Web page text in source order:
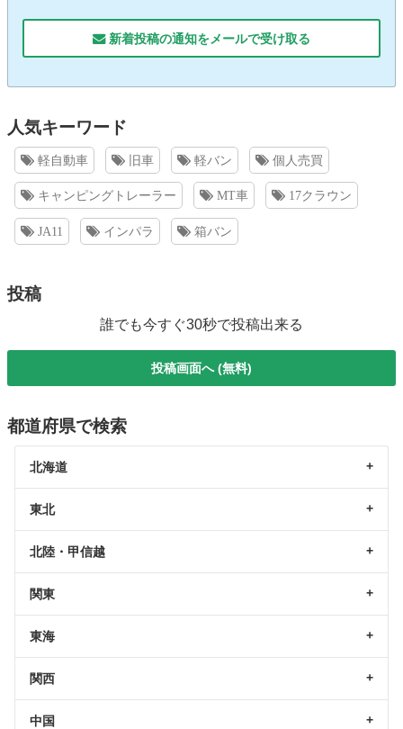
新着投稿の通知をメールで受け取る
人気キーワード
軽自動車 旧車 軽バン 個人売買
キャンピングトレーラー MT車 17クラウン
JA11 インパラ 箱バン
投稿
誰でも今すぐ30秒で投稿出来る
投稿画面へ (無料)
都道府県で検索
北海道
東北
北陸・甲信越
関東
東海
関西
中国